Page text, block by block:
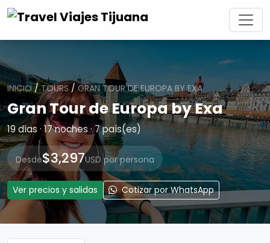
INICIO/TOURS/GRAN TOUR DE EUROPA BY EXA
Gran Tour de Europa by Exa
19 días · 17 noches · 7 país(es)
Desde$3,297USD por persona
Ver precios y salidas Cotizar por WhatsApp